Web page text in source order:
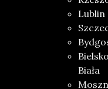
Lublin
Biała